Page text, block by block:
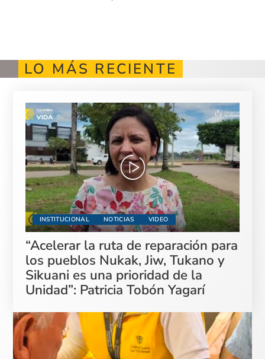
LO MÁS RECIENTE
INSTITUCIONAL NOTICIAS VIDEO
“Acelerar la ruta de reparación para
los pueblos Nukak, Jiw, Tukano y
Sikuani es una prioridad de la
Unidad”: Patricia Tobón Yagarí